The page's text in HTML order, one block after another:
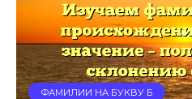
ФАМИЛИИ НА БУКВУ Б